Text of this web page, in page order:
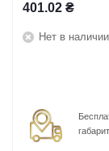
401.02 ₴
Нет в наличии